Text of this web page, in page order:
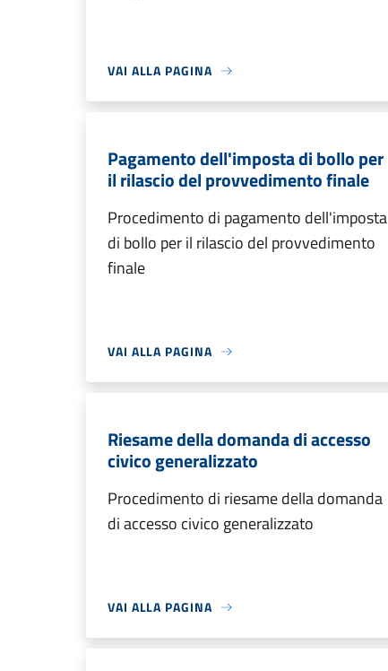
VAI ALLA PAGINA
Pagamento dell'imposta di bollo per
il rilascio del provvedimento finale
Procedimento di pagamento dell'imposta
di bollo per il rilascio del provvedimento
finale
VAI ALLA PAGINA
Riesame della domanda di accesso
civico generalizzato
Procedimento di riesame della domanda
di accesso civico generalizzato
VAI ALLA PAGINA